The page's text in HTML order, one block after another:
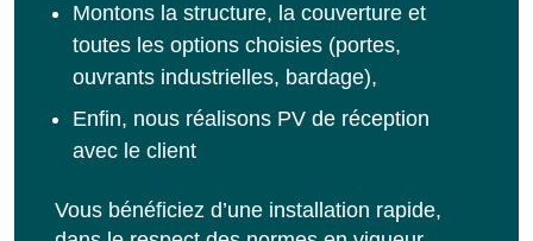
Montons la structure, la couverture et
toutes les options choisies (portes,
ouvrants industrielles, bardage),
Enfin, nous réalisons PV de réception
avec le client
Vous bénéficiez d’une installation rapide,